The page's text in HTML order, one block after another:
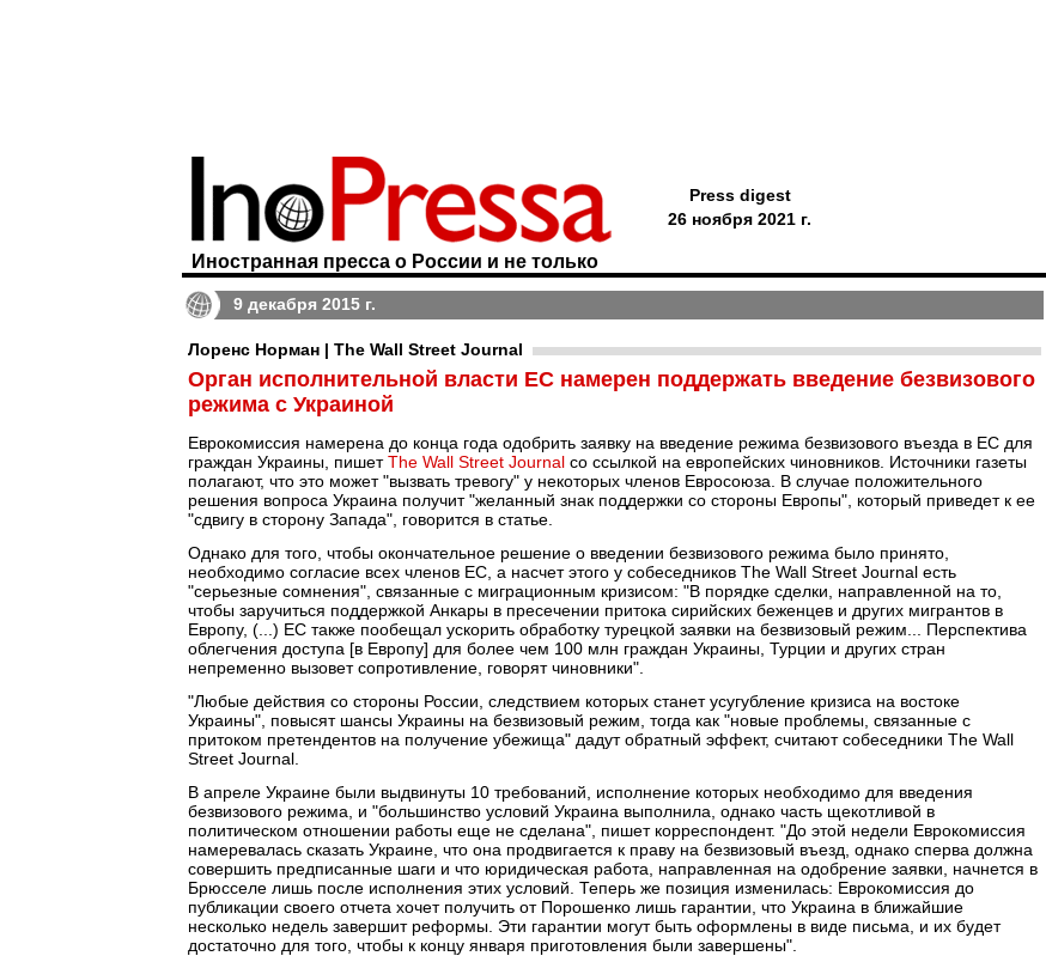
Иностранная пресса о России и не только
Press digest
26 ноября 2021 г.
9 декабря 2015 г.
Лоренс Норман | The Wall Street Journal
Орган исполнительной власти ЕС намерен поддержать введение безвизового
режима с Украиной
Еврокомиссия намерена до конца года одобрить заявку на введение режима безвизового въезда в ЕС для
граждан Украины, пишетThe Wall Street Journal со ссылкой на европейских чиновников. Источники газеты
полагают, что это может "вызвать тревогу" у некоторых членов Евросоюза. В случае положительного
решения вопроса Украина получит "желанный знак поддержки со стороны Европы", который приведет к ее
"сдвигу в сторону Запада", говорится в статье.
Однако для того, чтобы окончательное решение о введении безвизового режима было принято,
необходимо согласие всех членов ЕС, а насчет этого у собеседников The Wall Street Journal есть
"серьезные сомнения", связанные с миграционным кризисом: "В порядке сделки, направленной на то,
чтобы заручиться поддержкой Анкары в пресечении притока сирийских беженцев и других мигрантов в
Европу, (...) ЕС также пообещал ускорить обработку турецкой заявки на безвизовый режим... Перспектива
облегчения доступа [в Европу] для более чем 100 млн граждан Украины, Турции и других стран
непременно вызовет сопротивление, говорят чиновники".
"Любые действия со стороны России, следствием которых станет усугубление кризиса на востоке
Украины", повысят шансы Украины на безвизовый режим, тогда как "новые проблемы, связанные с
притоком претендентов на получение убежища" дадут обратный эффект, считают собеседники The Wall
Street Journal.
В апреле Украине были выдвинуты 10 требований, исполнение которых необходимо для введения
безвизового режима, и "большинство условий Украина выполнила, однако часть щекотливой в
политическом отношении работы еще не сделана", пишет корреспондент. "До этой недели Еврокомиссия
намеревалась сказать Украине, что она продвигается к праву на безвизовый въезд, однако сперва должна
совершить предписанные шаги и что юридическая работа, направленная на одобрение заявки, начнется в
Брюсселе лишь после исполнения этих условий. Теперь же позиция изменилась: Еврокомиссия до
публикации своего отчета хочет получить от Порошенко лишь гарантии, что Украина в ближайшие
несколько недель завершит реформы. Эти гарантии могут быть оформлены в виде письма, и их будет
достаточно для того, чтобы к концу января приготовления были завершены".